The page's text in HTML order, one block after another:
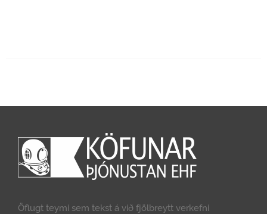
Öflugt teymi sem tekst á við fjölbreytt verkefni